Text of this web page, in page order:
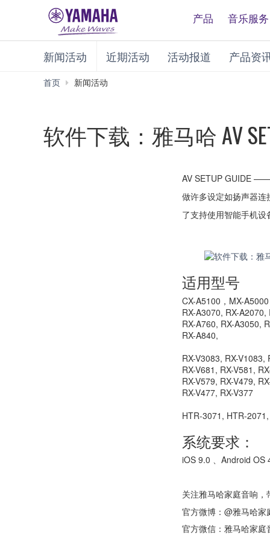
产品 音乐服务
新闻活动 近期活动 活动报道 产品资
首页 新闻活动
软件下载：雅马哈 AV
AV SETUP GUIDE ——
做许多设定如扬声器
了支持使用智能手机设
适用型号
CX-A5100，MX-A5000
RX-A3070, RX-
RX-A760, RX-A3050,
RX-A840,
RX-V3083, RX-V1083,
RX-V681, RX-V581,
RX-V579, RX-V479,
RX-V477, RX-V377
HTR-3071, HTR-
系统要求：
iOS 9.0 、Android OS
关注雅马哈家庭音响
官方微博：@雅马哈家
官方微信：雅马哈家